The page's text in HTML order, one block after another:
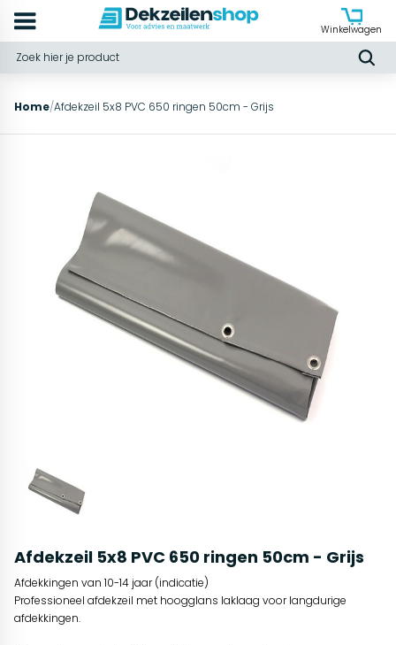
Winkelwagen
Home/Afdekzeil 5x8 PVC 650 ringen 50cm - Grijs
Afdekzeil 5x8 PVC 650 ringen 50cm - Grijs
Afdekkingen van 10-14 jaar (indicatie)
Professioneel afdekzeil met hoogglans laklaag voor langdurige
afdekkingen.